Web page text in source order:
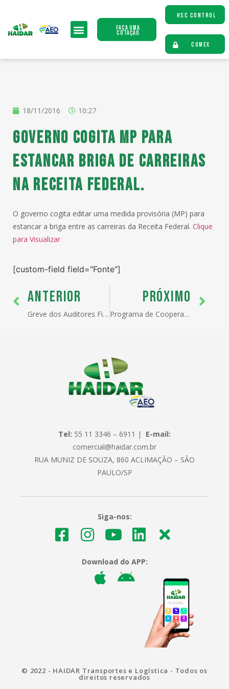
Faça uma
Cotação
HSC CONTROL
COMEX
18/11/2016 10:27
Governo cogita MP para
estancar briga de carreiras
na Receita Federal.
O governo cogita editar uma medida provisória (MP) para
estancar a briga entre as carreiras da Receita Federal. Clique
para Visualizar
[custom-field field="Fonte"]
ANTERIOR
Greve dos Auditores Fiscais da Receita Federal
PRÓXIMO
Programa de Cooperação Internacional em Inovação do MDIC lança duas novas oportunidades.
Tel: 55 11 3346 – 6911 | E-mail:
comercial@haidar.com.br
RUA MUNIZ DE SOUZA, 860 ACLIMAÇÃO – SÃO
PAULO/SP
Siga-nos:
Download do APP:
© 2022 - HAIDAR Transportes e Logística - Todos os
direitos reservados